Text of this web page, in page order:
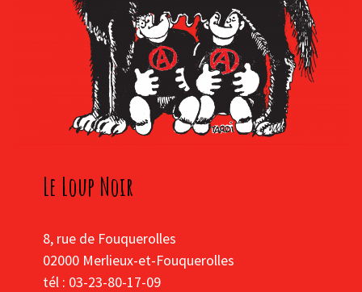
Le Loup Noir
8, rue de Fouquerolles
02000 Merlieux-et-Fouquerolles
tél : 03-23-80-17-09